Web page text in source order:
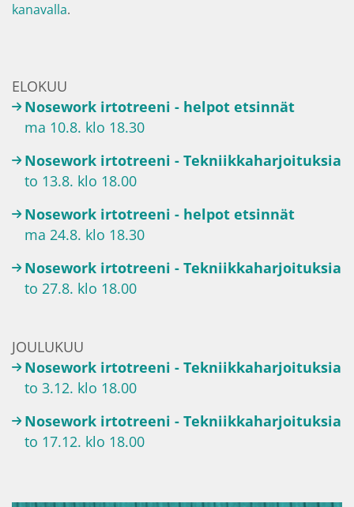
kanavalla.
ELOKUU
Nosework irtotreeni - helpot etsinnät
ma 10.8. klo 18.30
Nosework irtotreeni - Tekniikkaharjoituksia
to 13.8. klo 18.00
Nosework irtotreeni - helpot etsinnät
ma 24.8. klo 18.30
Nosework irtotreeni - Tekniikkaharjoituksia
to 27.8. klo 18.00
JOULUKUU
Nosework irtotreeni - Tekniikkaharjoituksia
to 3.12. klo 18.00
Nosework irtotreeni - Tekniikkaharjoituksia
to 17.12. klo 18.00